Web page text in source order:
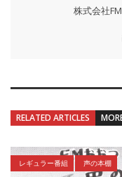
株式会社
RELATED ARTICLES
レギュラー番組 声の本棚